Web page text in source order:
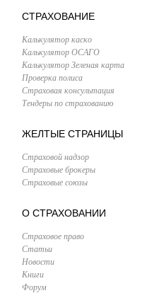
СТРАХОВАНИЕ
Калькулятор каско
Калькулятор ОСАГО
Калькулятор Зеленая карта
Проверка полиса
Страховая консультация
Тендеры по страхованию
ЖЕЛТЫЕ СТРАНИЦЫ
Страховой надзор
Страховые брокеры
Страховые союзы
О СТРАХОВАНИИ
Страховое право
Статьи
Новости
Книги
Форум